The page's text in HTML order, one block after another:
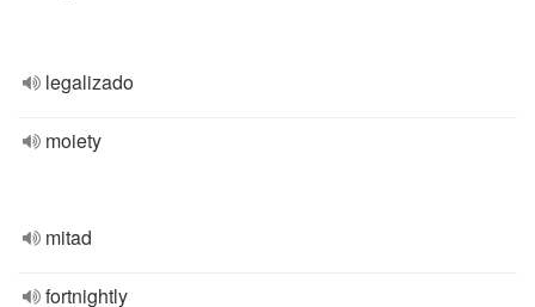
legalizado
moiety
mitad
fortnightly